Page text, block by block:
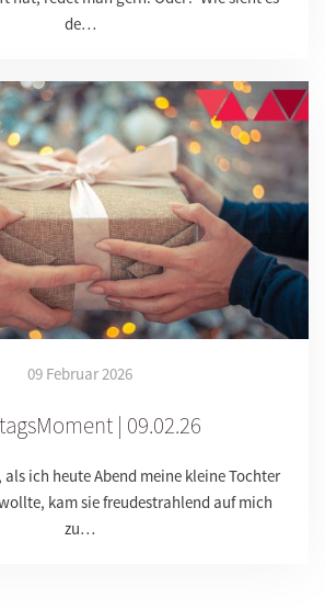
de…
09 Februar 2026
| 09.02.26
ich heute Abend meine kleine Tochter
kam sie freudestrahlend auf mich
zu…